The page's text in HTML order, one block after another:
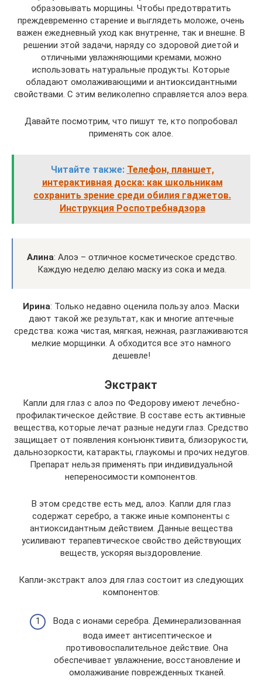
образовывать морщины. Чтобы предотвратить
преждевременно старение и выглядеть моложе, очень
важен ежедневный уход как внутренне, так и внешне. В
решении этой задачи, наряду со здоровой диетой и
отличными увлажняющими кремами, можно
использовать натуральные продукты. Которые
обладают омолаживающими и антиоксидантными
свойствами. С этим великолепно справляется алоэ вера.
Давайте посмотрим, что пишут те, кто попробовал
применять сок алое.
Читайте также: Телефон, планшет,
интерактивная доска: как школьникам
сохранить зрение среди обилия гаджетов.
Инструкция Роспотребнадзора
Алина: Алоэ – отличное косметическое средство.
Каждую неделю делаю маску из сока и меда.
Ирина: Только недавно оценила пользу алоэ. Маски
дают такой же результат, как и многие аптечные
средства: кожа чистая, мягкая, нежная, разглаживаются
мелкие морщинки. А обходится все это намного
дешевле!
Экстракт
Капли для глаз с алоэ по Федорову имеют лечебно-
профилактическое действие. В составе есть активные
вещества, которые лечат разные недуги глаз. Средство
защищает от появления конъюнктивита, близорукости,
дальнозоркости, катаракты, глаукомы и прочих недугов.
Препарат нельзя применять при индивидуальной
непереносимости компонентов.
В этом средстве есть мед, алоэ. Капли для глаз
содержат серебро, а также иные компоненты с
антиоксидантным действием. Данные вещества
усиливают терапевтическое свойство действующих
веществ, ускоряя выздоровление.
Капли-экстракт алоэ для глаз состоит из следующих
компонентов:
Вода с ионами серебра. Деминерализованная
вода имеет антисептическое и
противовоспалительное действие. Она
обеспечивает увлажнение, восстановление и
омолаживание поврежденных тканей.